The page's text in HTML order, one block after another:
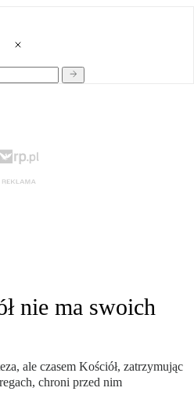
nie ma swoich
ale czasem Kościół, zatrzymując
chroni przed nim